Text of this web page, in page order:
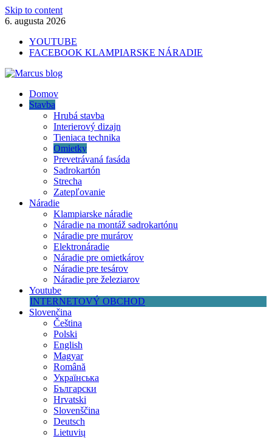
Skip to content
6. augusta 2026
YOUTUBE
FACEBOOK KLAMPIARSKE NÁRADIE
Marcus blog
Stavebné profily, náradie, izolácie
Domov
Stavba
Hrubá stavba
Interierový dizajn
Tieniaca technika
Omietky
Prevetrávaná fasáda
Sadrokartón
Strecha
Zatepľovanie
Náradie
Klampiarske náradie
Náradie na montáž sadrokartónu
Náradie pre murárov
Elektronáradie
Náradie pre omietkárov
Náradie pre tesárov
Náradie pre železiarov
Youtube
INTERNETOVÝ OBCHOD
Slovenčina
Čeština
Polski
English
Magyar
Română
Українська
Български
Hrvatski
Slovenščina
Deutsch
Lietuvių